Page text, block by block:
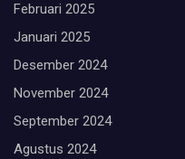
Februari 2025
Januari 2025
Desember 2024
November 2024
September 2024
Agustus 2024